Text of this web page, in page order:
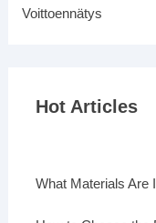
Voittoennätys
Hot Articles
What Materials Are